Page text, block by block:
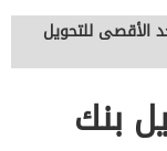
الأقصى للتحويل
بنك